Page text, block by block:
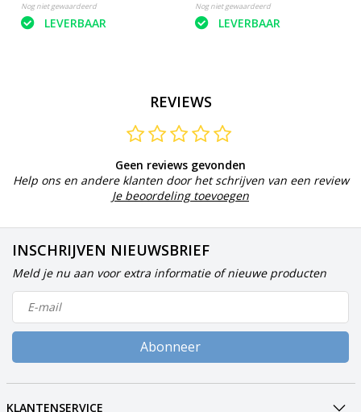
Nog niet gewaardeerd
LEVERBAAR
Nog niet gewaardeerd
LEVERBAAR
REVIEWS
Geen reviews gevonden
Help ons en andere klanten door het schrijven van een review
Je beoordeling toevoegen
INSCHRIJVEN NIEUWSBRIEF
Meld je nu aan voor extra informatie of nieuwe producten
Abonneer
KLANTENSERVICE